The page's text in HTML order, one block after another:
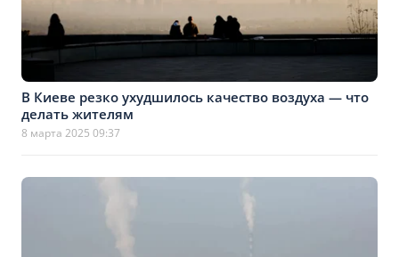
В Киеве резко ухудшилось качество воздуха — что
делать жителям
8 марта 2025 09:37